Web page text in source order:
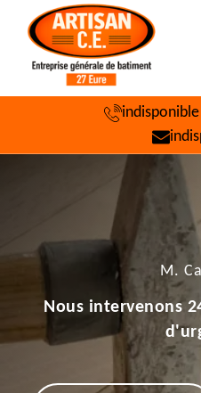
indisponible
M.
Nous intervenons